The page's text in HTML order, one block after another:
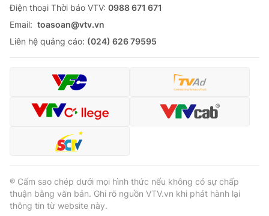
Ðiện thoại Thời báo VTV: 0988 671 671
Email: toasoan@vtv.vn
Liên hệ quảng cáo: (024) 626 79595
® Cấm sao chép dưới mọi hình thức nếu không có sự chấp
thuận bằng văn bản. Ghi rõ nguồn VTV.vn khi phát hành lại
thông tin từ website này.